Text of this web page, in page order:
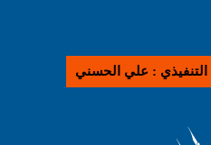
التنفيذي : علي الحسني